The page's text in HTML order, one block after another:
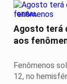
GERAL
Agosto terá
aos
Fenômenos
12, no